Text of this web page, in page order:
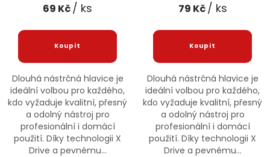
69 Kč/ ks
Dlouhá nástrčná hlavice je
ideální volbou pro každého,
kdo vyžaduje kvalitní, přesný
a odolný nástroj pro
profesionální i domácí
použití. Díky technologii X
Drive a pevnému...
79 Kč/ ks
Dlouhá nástrčná hlavice je
ideální volbou pro každého,
kdo vyžaduje kvalitní, přesný
a odolný nástroj pro
profesionální i domácí
použití. Díky technologii X
Drive a pevnému...